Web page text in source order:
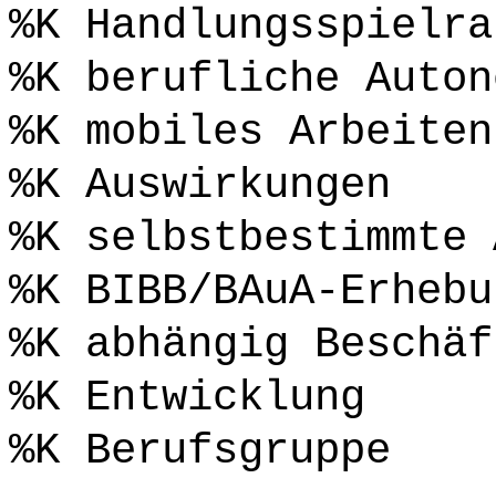
%K
%K berufliche
%K mobiles Arbeiten
%K Auswirkungen
%K
%K BIBB/BAuA-
%K abhängig
%K Entwicklung
%K Berufsgruppe